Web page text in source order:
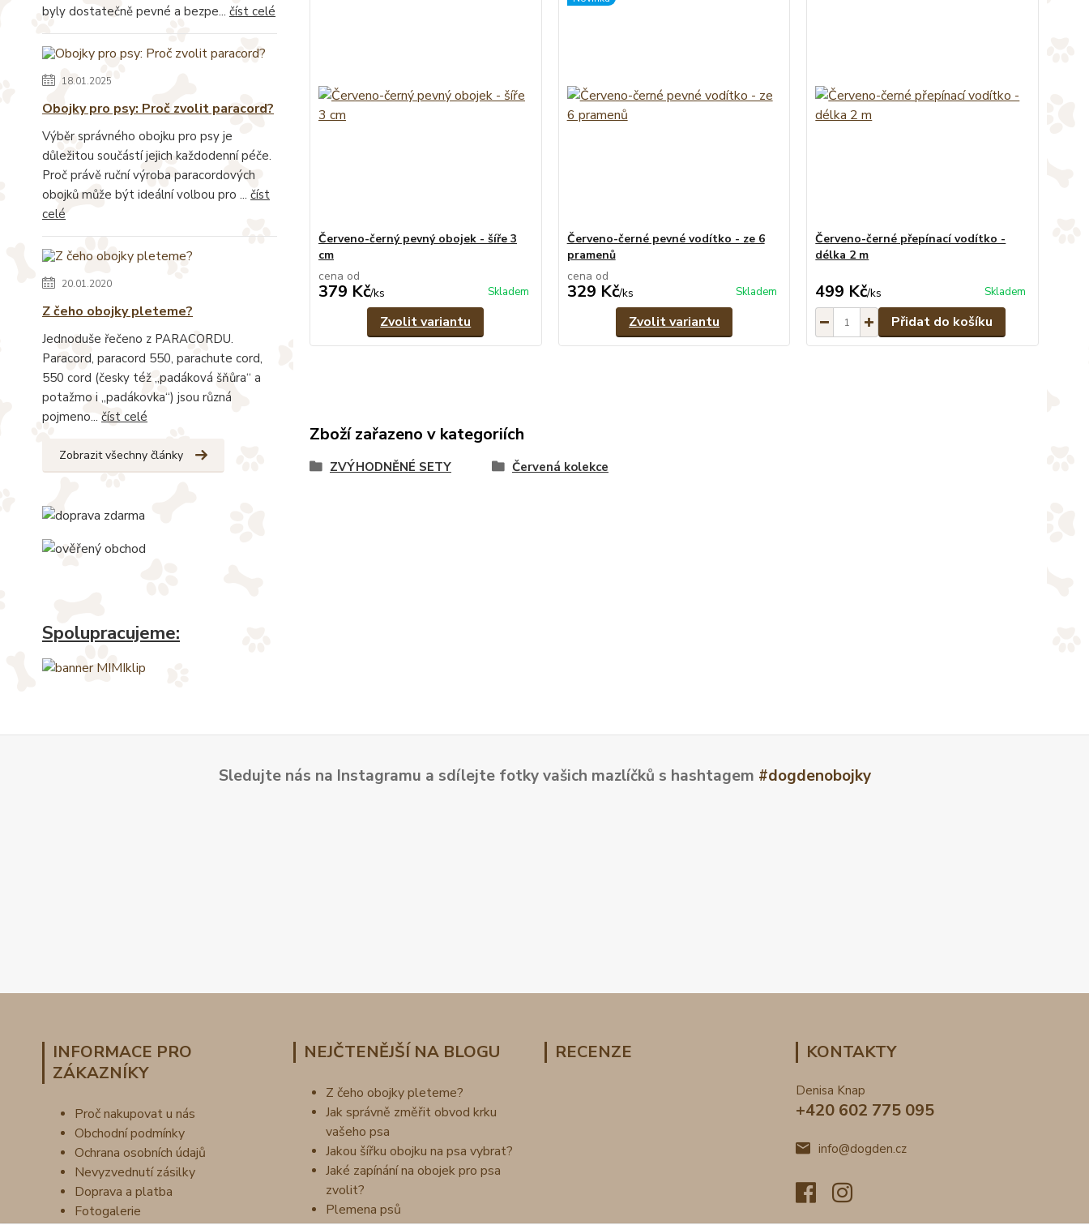
byly dostatečně pevné a bezpe... číst celé
18.01.2025
Obojky pro psy: Proč zvolit paracord?
Výběr správného obojku pro psy je
důležitou součástí jejich každodenní péče.
Proč právě ruční výroba paracordových
obojků může být ideální volbou pro ... číst
celé
20.01.2020
Z čeho obojky pleteme?
Jednoduše řečeno z PARACORDU.
Paracord, paracord 550, parachute cord,
550 cord (česky též „padáková šňůra“ a
potažmo i „padákovka“) jsou různá
pojmeno... číst celé
Zobrazit všechny články
Spolupracujeme:
Červeno-černý pevný obojek - šíře 3
cm
cena od
379 Kč/ks Skladem
Zvolit variantu
Červeno-černé pevné vodítko - ze 6
pramenů
cena od
329 Kč/ks Skladem
Zvolit variantu
Červeno-černé přepínací vodítko -
délka 2 m
499 Kč/ks Skladem
Přidat do košíku
Zboží zařazeno v kategoriích
ZVÝHODNĚNÉ SETY Červená kolekce
Sledujte nás na Instagramu a sdílejte fotky vašich mazlíčků s hashtagem #dogdenobojky
INFORMACE PRO
ZÁKAZNÍKY
Proč nakupovat u nás
Obchodní podmínky
Ochrana osobních údajů
Nevyzvednutí zásilky
Doprava a platba
Fotogalerie
NEJČTENĚJŠÍ NA BLOGU
Z čeho obojky pleteme?
Jak správně změřit obvod krku
vašeho psa
Jakou šířku obojku na psa vybrat?
Jaké zapínání na obojek pro psa
zvolit?
Plemena psů
RECENZE KONTAKTY
Denisa Knap
+420 602 775 095
info@dogden.cz